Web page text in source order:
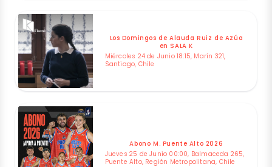
Los Domingos de Alauda Ruiz de Azúa
en SALA K
Miércoles 24 de Junio 18:15, Marín 321,
Santiago, Chile
Abono M. Puente Alto 2026
Jueves 25 de Junio 00:00, Balmaceda 265,
Puente Alto, Región Metropolitana, Chile